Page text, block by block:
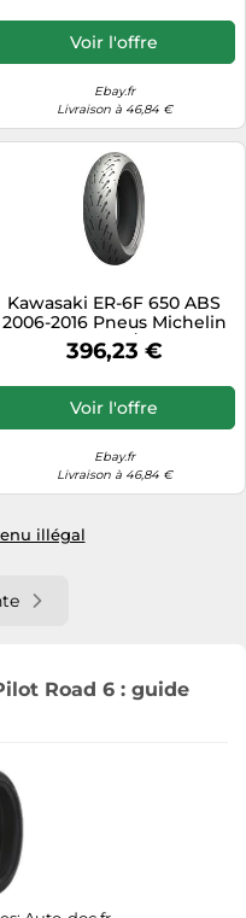
Voir l'offre
Ebay.fr
Livraison à 46,84 €
Kawasaki ER-6F 650 ABS
2006-2016 Pneus Michelin
Road 5 160/60-17 |
160/60ZR17
396,23 €
Voir l'offre
Ebay.fr
Livraison à 46,84 €
illégal
Road 6 : guide